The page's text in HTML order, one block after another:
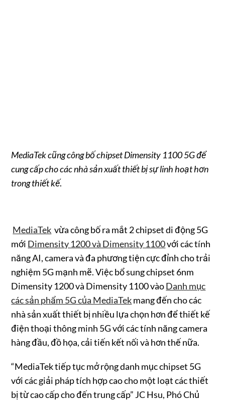
MediaTek cũng công bố chipset Dimensity 1100 5G để
cung cấp cho các nhà sản xuất thiết bị sự linh hoạt hơn
trong thiết kế.
MediaTek vừa công bố ra mắt 2 chipset di động 5G
mới Dimensity 1200 và Dimensity 1100với các tính
năng AI, camera và đa phương tiện cực đỉnh cho trải
nghiệm 5G mạnh mẽ. Việc bổ sung chipset 6nm
Dimensity 1200 và Dimensity 1100 vàoDanh mục
các sản phẩm 5G của MediaTekmang đến cho các
nhà sản xuất thiết bị nhiều lựa chọn hơn để thiết kế
điện thoại thông minh 5G với các tính năng camera
hàng đầu, đồ họa, cải tiến kết nối và hơn thế nữa.
“MediaTek tiếp tục mở rộng danh mục chipset 5G
với các giải pháp tích hợp cao cho một loạt các thiết
bị từ cao cấp cho đến trung cấp” JC Hsu, Phó Chủ